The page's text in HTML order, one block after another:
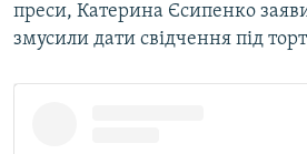
преси, Катерина Єсипенко
змусили дати свідчення під